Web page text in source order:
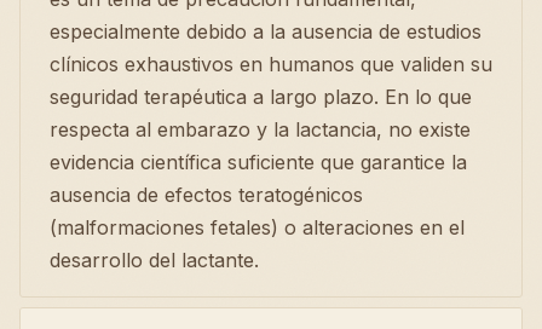
especialmente debido a la ausencia de estudios
clínicos exhaustivos en humanos que validen su
seguridad terapéutica a largo plazo. En lo que
respecta al embarazo y la lactancia, no existe
evidencia científica suficiente que garantice la
ausencia de efectos teratogénicos
(malformaciones fetales) o alteraciones en el
desarrollo del lactante.